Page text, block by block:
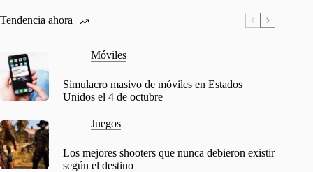
Tendencia ahora
Móviles
Simulacro masivo de móviles en Estados
Unidos el 4 de octubre
Juegos
Los mejores shooters que nunca debieron existir
según el destino